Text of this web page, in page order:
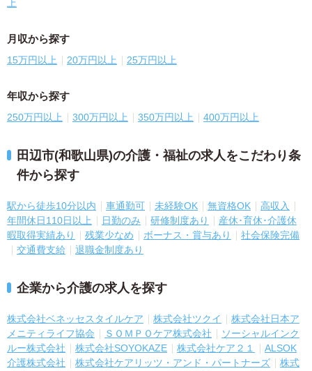
上
月収から探す
15万円以上 20万円以上 25万円以上
年収から探す
250万円以上 300万円以上 350万円以上 400万円以上
田辺市(和歌山県)の介護・福祉の求人をこだわり条
件から探す
駅から徒歩10分以内 車通勤可 未経験OK 無資格OK
高収入
年間休日110日以上
日勤のみ 研修制度あり
産休･育休･介護休
暇取得実績あり
残業少なめ ボーナス・賞与あり
社会保険完備
交通費支給
退職金制度あり
企業から介護の求人を探す
株式会社ベネッセスタイルケア 株式会社ツクイ
株式会社日本ア
メニティライフ協会
ＳＯＭＰＯケア株式会社
ソーシャルインク
ルー株式会社
株式会社SOYOKAZE 株式会社ケア２１
ALSOK
介護株式会社
株式会社ケアリッツ・アンド・パートナーズ
株式